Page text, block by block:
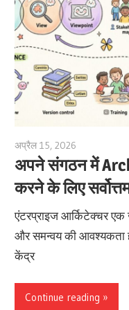
अप्रैल 15, 2026
अपने संगठन में
करने के लिए
एंटरप्राइज आर्किटेक्चर एक
और समन्वय की आवश्यकता
केंद्र
Continue reading